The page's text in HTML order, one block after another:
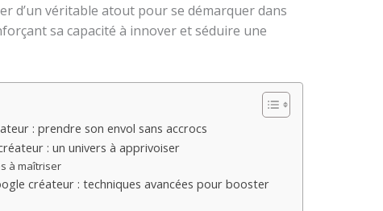
d’un véritable atout pour se démarquer dans
sa capacité à innover et séduire une
: prendre son envol sans accrocs
: un univers à apprivoiser
à maîtriser
créateur : techniques avancées pour booster